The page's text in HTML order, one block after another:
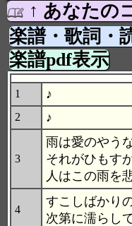
↑ あなたの
楽譜・歌詞・
楽譜pdf表示
1 ♪
2 ♪
3
雨は愛のやう
それがひもす
人はこの雨を
4
すこしばかり
次第に濡らし